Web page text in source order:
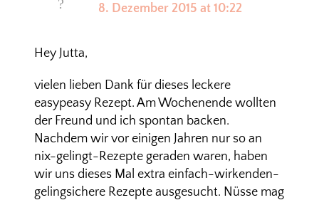
8. Dezember 2015 at 10:22
Hey Jutta,
vielen lieben Dank für dieses leckere
easypeasy Rezept. Am Wochenende wollten
der Freund und ich spontan backen.
Nachdem wir vor einigen Jahren nur so an
nix-gelingt-Rezepte geraden waren, haben
wir uns dieses Mal extra einfach-wirkenden-
gelingsichere Rezepte ausgesucht. Nüsse mag